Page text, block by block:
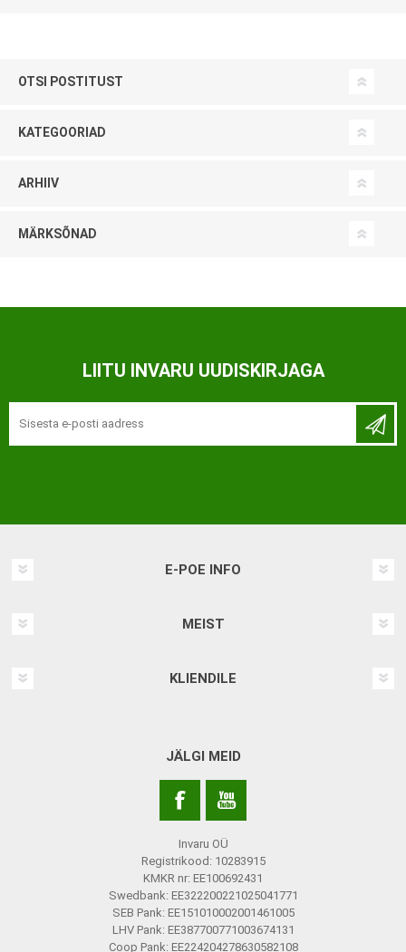
OTSI POSTITUST
KATEGOORIAD
ARHIIV
MÄRKSÕNAD
LIITU INVARU UUDISKIRJAGA
E-POE INFO
MEIST
KLIENDILE
JÄLGI MEID
Invaru OÜ
Registrikood: 10283915
KMKR nr: EE100692431
Swedbank: EE322200221025041771
SEB Pank: EE151010002001461005
LHV Pank: EE387700771003674131
Coop Pank: EE224204278630582108